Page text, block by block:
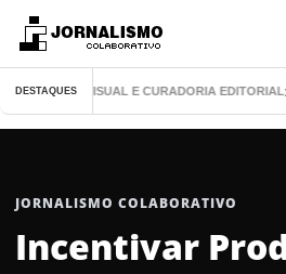
DESTAQUESVISUAL E CURADORIA EDITORIAL
JORNALISMO COLABORATIVO
Incentivar